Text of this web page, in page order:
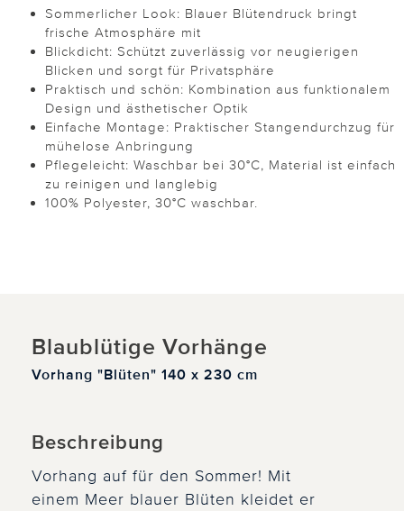
Sommerlicher Look: Blauer Blütendruck bringt
frische Atmosphäre mit
Blickdicht: Schützt zuverlässig vor neugierigen
Blicken und sorgt für Privatsphäre
Praktisch und schön: Kombination aus funktionalem
Design und ästhetischer Optik
Einfache Montage: Praktischer Stangendurchzug für
mühelose Anbringung
Pflegeleicht: Waschbar bei 30°C, Material ist einfach
zu reinigen und langlebig
100% Polyester, 30°C waschbar.
Blaublütige Vorhänge
Vorhang "Blüten" 140 x 230 cm
Beschreibung
Vorhang auf für den Sommer! Mit
einem Meer blauer Blüten kleidet er